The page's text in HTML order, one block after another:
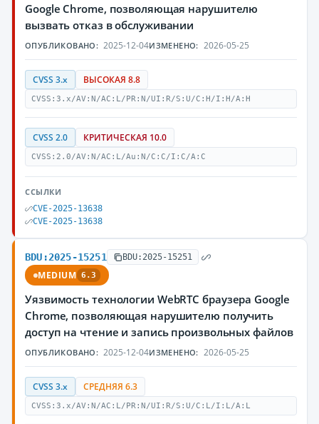
Google Chrome, позволяющая нарушителю
вызвать отказ в обслуживании
ОПУБЛИКОВАНО: 2025-12-04ИЗМЕНЕНО: 2026-05-25
CVSS 3.x ВЫСОКАЯ 8.8
CVSS:3.x/AV:N/AC:L/PR:N/UI:R/S:U/C:H/I:H/A:H
CVSS 2.0 КРИТИЧЕСКАЯ 10.0
CVSS:2.0/AV:N/AC:L/Au:N/C:C/I:C/A:C
ССЫЛКИ
CVE-2025-13638
CVE-2025-13638
BDU:2025-15251 BDU:2025-15251
MEDIUM 6.3
Уязвимость технологии WebRTC браузера Google
Chrome, позволяющая нарушителю получить
доступ на чтение и запись произвольных файлов
ОПУБЛИКОВАНО: 2025-12-04ИЗМЕНЕНО: 2026-05-25
CVSS 3.x СРЕДНЯЯ 6.3
CVSS:3.x/AV:N/AC:L/PR:N/UI:R/S:U/C:L/I:L/A:L